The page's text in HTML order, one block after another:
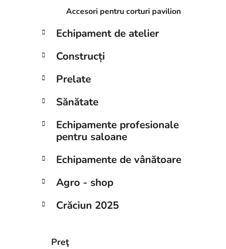
Accesori pentru corturi pavilion
Echipament de atelier
Construcți
Prelate
Sănătate
Echipamente profesionale
pentru saloane
Echipamente de vânătoare
Agro - shop
Crăciun 2025
Preţ